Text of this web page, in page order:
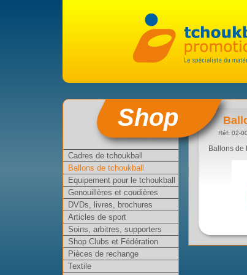
Shop
Cadres de tchoukball
Ballons de tchoukball
Equipement pour le tchoukball
Genouillères et coudières
DVDs, livres, brochures
Articles de sport
Soins, arbitres, supporters
Shop Clubs et Fédération
Pièces de rechange
Textile
Réf: 02-
Ballons de